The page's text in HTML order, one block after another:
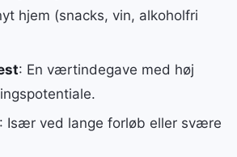
hjem (snacks, vin, alkoholfri
: En værtindegave med høj
Især ved lange forløb eller svære